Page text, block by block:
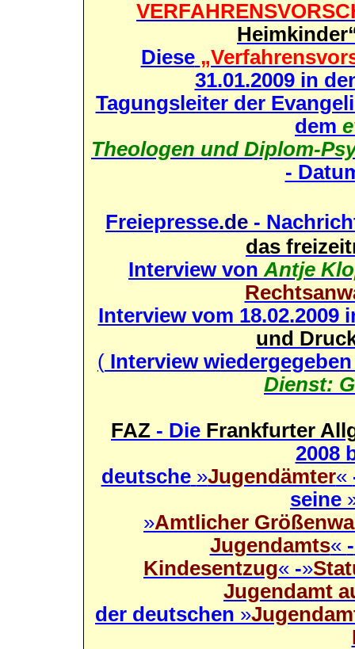
Diese
31.01.2009 in
Tagungsleiter der
dem
Theologen und Diplom-
-
Freiepresse.de -
das
Interview von Antje
Interview vom 18.02.2009
und
( Interview
Dienst:
FAZ - Die Frankfurter
2008
deutsche »Jugendämter«
seine
»Amtlicher
Jugendamts« -
Kindesentzug« -»
Jugendamt
der deutschen »